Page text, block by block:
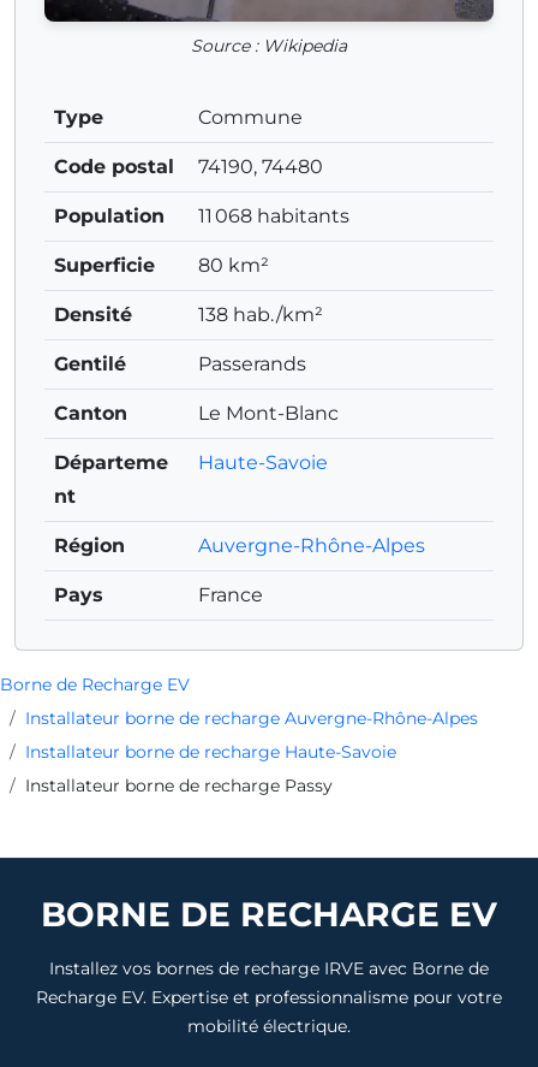
Borne de Recharge EV
Installateur borne de recharge Auvergne-Rhône-Alpes
Installateur borne de recharge Haute-Savoie
Installateur borne de recharge Passy
Source : Wikipedia
Type Commune
Code postal 74190, 74480
Population 11 068 habitants
Superficie 80 km²
Densité 138 hab./km²
Gentilé Passerands
Canton Le Mont-Blanc
Départeme
nt
Haute-Savoie
Région Auvergne-Rhône-Alpes
Pays France
BORNE DE RECHARGE EV
Installez vos bornes de recharge IRVE avec Borne de
Recharge EV. Expertise et professionnalisme pour votre
mobilité électrique.